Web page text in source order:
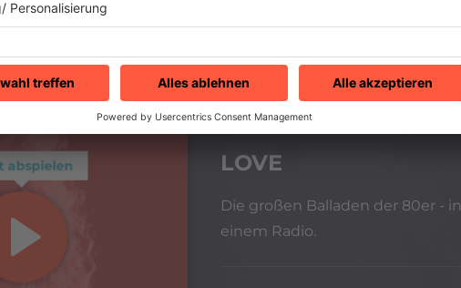
abspielen LOVE
Die großen Balladen der 80er - in
einem Radio.